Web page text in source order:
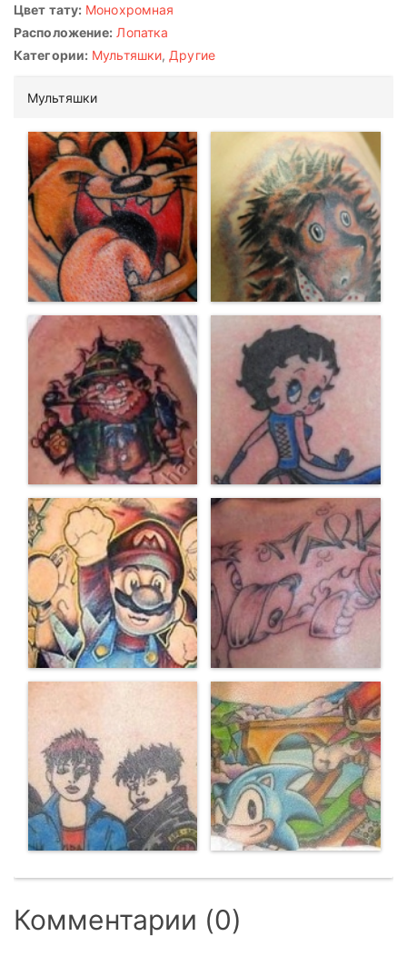
Цвет тату: Монохромная
Расположение: Лопатка
Категории: Мультяшки, Другие
Мультяшки
Комментарии (0)